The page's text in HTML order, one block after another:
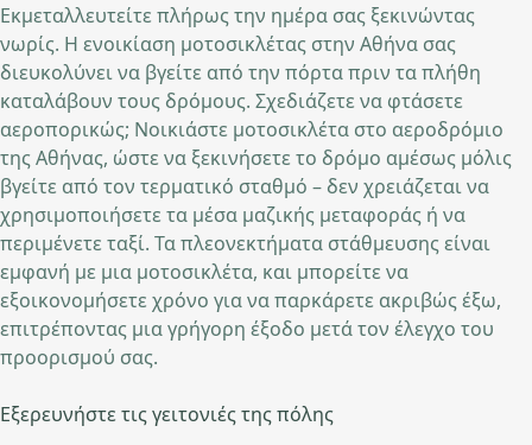
Εκμεταλλευτείτε πλήρως την ημέρα σας ξεκινώντας
νωρίς. Η ενοικίαση μοτοσικλέτας στην Αθήνα σας
διευκολύνει να βγείτε από την πόρτα πριν τα πλήθη
καταλάβουν τους δρόμους. Σχεδιάζετε να φτάσετε
αεροπορικώς; Νοικιάστε μοτοσικλέτα στο αεροδρόμιο
της Αθήνας, ώστε να ξεκινήσετε το δρόμο αμέσως μόλις
βγείτε από τον τερματικό σταθμό – δεν χρειάζεται να
χρησιμοποιήσετε τα μέσα μαζικής μεταφοράς ή να
περιμένετε ταξί. Τα πλεονεκτήματα στάθμευσης είναι
εμφανή με μια μοτοσικλέτα, και μπορείτε να
εξοικονομήσετε χρόνο για να παρκάρετε ακριβώς έξω,
επιτρέποντας μια γρήγορη έξοδο μετά τον έλεγχο του
προορισμού σας.
Εξερευνήστε τις γειτονιές της πόλης